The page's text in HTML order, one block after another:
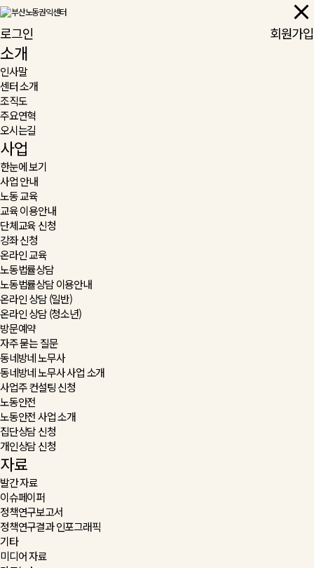
로그인 회원가입
소개
인사말
센터 소개
조직도
주요연혁
오시는길
사업
한눈에 보기
사업 안내
노동 교육
교육 이용안내
단체교육 신청
강좌 신청
온라인 교육
노동법률상담
노동법률상담 이용안내
온라인 상담 (일반)
온라인 상담 (청소년)
방문예약
자주 묻는 질문
동네방네 노무사
동네방네 노무사 사업 소개
사업주 컨설팅 신청
노동안전
노동안전 사업 소개
집단상담 신청
개인상담 신청
자료
발간 자료
이슈페이퍼
정책연구보고서
정책연구결과 인포그래픽
기타
미디어 자료